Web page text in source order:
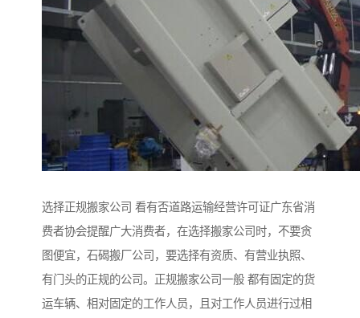
选择正规搬家公司 看有否道路运输经营许可证广东省消
费者协会提醒广大消费者，在选择搬家公司时，不要贪
图便宜，石碣搬厂公司，要选择有资质、有营业执照、
有门头的正规的公司。正规搬家公司一般 都有固定的货
运车辆、相对固定的工作人员，且对工作人员进行过相